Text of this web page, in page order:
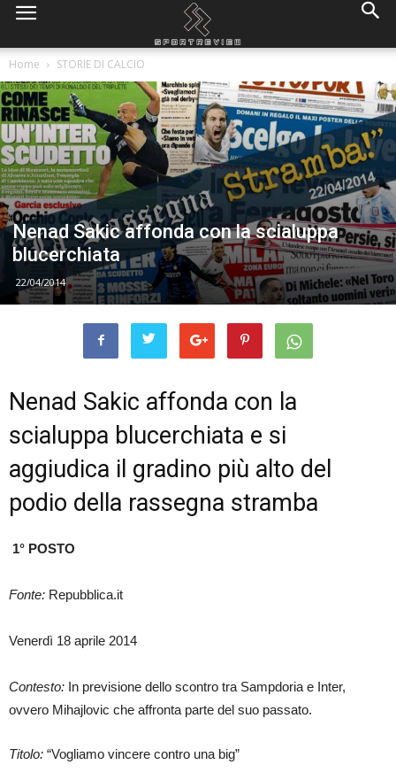
Home STORIE DI CALCIO
Nenad Sakic affonda con la scialuppa
blucerchiata
22/04/2014
Nenad Sakic affonda con la
scialuppa blucerchiata e si
aggiudica il gradino più alto del
podio della rassegna stramba
1° POSTO
Fonte: Repubblica.it
Venerdì 18 aprile 2014
Contesto: In previsione dello scontro tra Sampdoria e Inter,
ovvero Mihajlovic che affronta parte del suo passato.
Titolo: “Vogliamo vincere contro una big”